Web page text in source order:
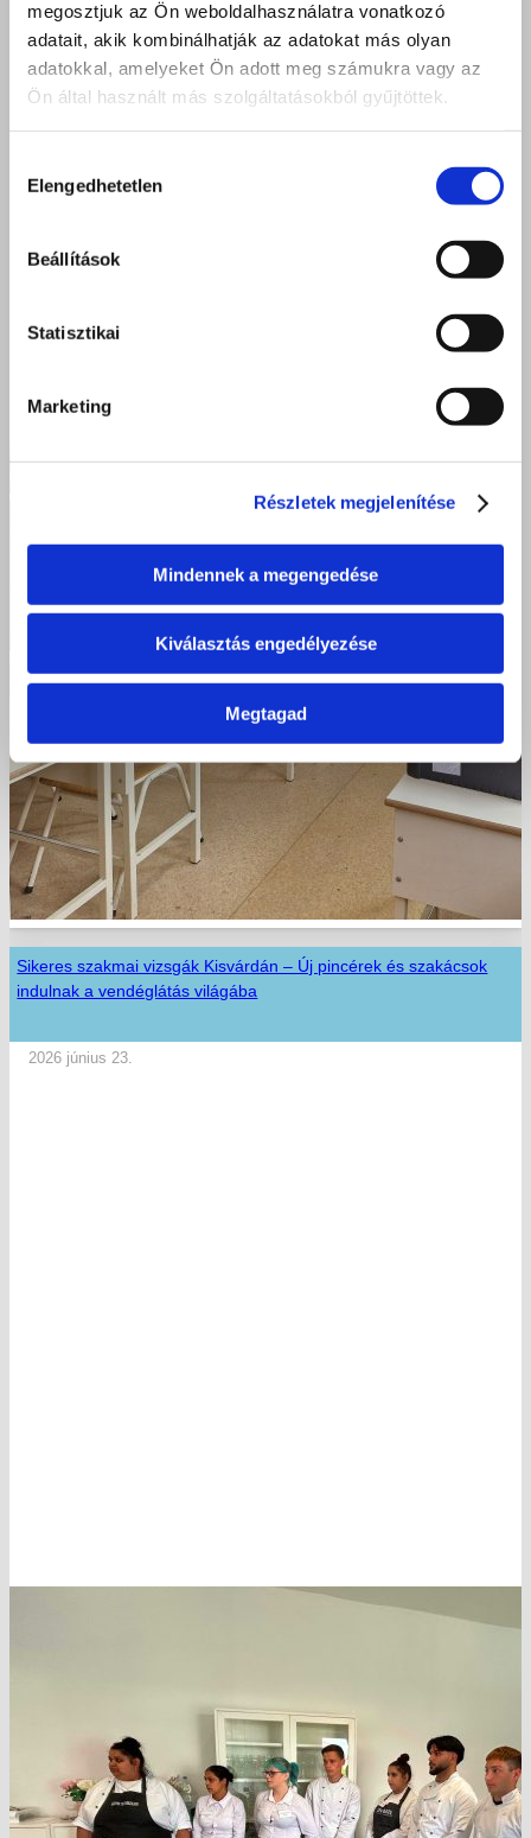
megosztjuk az Ön weboldalhasználatra vonatkozó
adatait, akik kombinálhatják az adatokat más olyan
adatokkal, amelyeket Ön adott meg számukra vagy az
Ön által használt más szolgáltatásokból gyűjtöttek.
kiválasztása
Elengedhetetlen
Beállítások
Statisztikai
Marketing
Részletek megjelenítése
Mindennek a megengedése
Kiválasztás engedélyezése
Megtagad
Sikeres szakmai vizsgák Kisvárdán – Új pincérek és szakácsok
indulnak a vendéglátás világába
2026 június 23.